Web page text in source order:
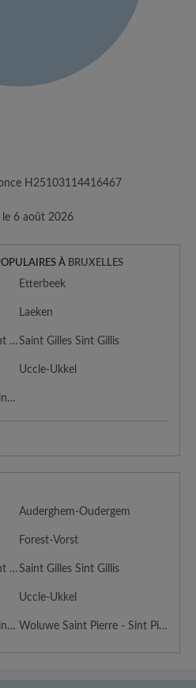
H25103114416467
le 6 août 2026
À BRUXELLES
Etterbeek
Laeken
Molenbeek Saint Jean - Sint Jans MolenbeekSaint Gilles Sint Gillis
Uccle-Ukkel
Woluwe Saint Lambert - Sint Lambrechts Woluwe
Auderghem-Oudergem
Forest-Vorst
Molenbeek Saint Jean - Sint Jans MolenbeekSaint Gilles Sint Gillis
Uccle-Ukkel
Woluwe Saint Lambert - Sint Lambrechts Woluwe Woluwe Saint Pierre - Sint Pieters Woluwe